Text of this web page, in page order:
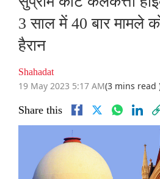
3 साल में 40 बार मामले
हैरान
Shahadat
19 May 2023 5:17 AM(3 mins read
Share this